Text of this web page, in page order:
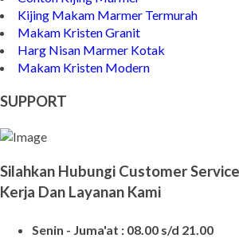
Makam Batu Alam
Contoh Kijing Marmer
Kijing Makam Marmer Termurah
Makam Kristen Granit
Harg Nisan Marmer Kotak
Makam Kristen Modern
SUPPORT
Silahkan Hubungi Customer Service